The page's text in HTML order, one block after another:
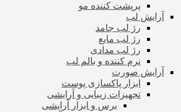
پرپشت کننده مو
آرایش لب
رژ لب جامد
رژ لب مایع
رژ لب مدادی
نرم کننده و بالم لب
آرایش صورت
ابزار پاکسازی پوست
تجهیزات زیبایی و آرایشی
برس و ابزار آرایشی